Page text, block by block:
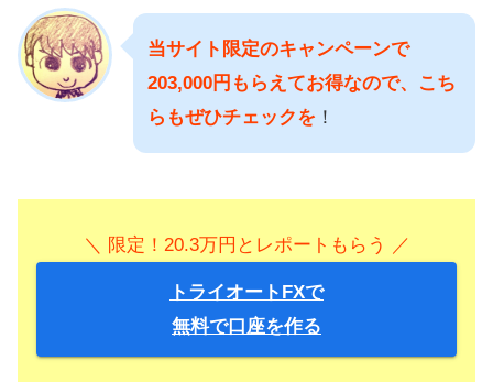
当サイト限定のキャンペーンで
203,000円もらえてお得なので、こち
らもぜひチェックを ！
＼ 限定！20.3万円とレポートもらう ／
トライオートFXで
無料で口座を作る